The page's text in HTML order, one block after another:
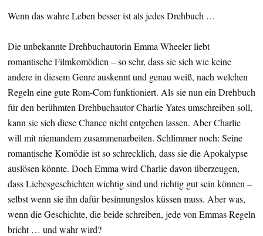
Wenn das wahre Leben besser ist als jedes Drehbuch …
Die unbekannte Drehbuchautorin Emma Wheeler liebt
romantische Filmkomödien – so sehr, dass sie sich wie keine
andere in diesem Genre auskennt und genau weiß, nach welchen
Regeln eine gute Rom-Com funktioniert. Als sie nun ein Drehbuch
für den berühmten Drehbuchautor Charlie Yates umschreiben soll,
kann sie sich diese Chance nicht entgehen lassen. Aber Charlie
will mit niemandem zusammenarbeiten. Schlimmer noch: Seine
romantische Komödie ist so schrecklich, dass sie die Apokalypse
auslösen könnte. Doch Emma wird Charlie davon überzeugen,
dass Liebesgeschichten wichtig sind und richtig gut sein können –
selbst wenn sie ihn dafür besinnungslos küssen muss. Aber was,
wenn die Geschichte, die beide schreiben, jede von Emmas Regeln
bricht … und wahr wird?